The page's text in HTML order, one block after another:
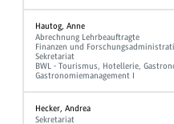
Hautog, Anne
Abrechnung Lehrbeauftragte
Finanzen und
Sekretariat
BWL - Tourismus, Hotellerie,
Gastronomiemanagement I
Hecker, Andrea
Sekretariat